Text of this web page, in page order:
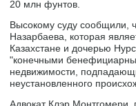
20 млн фунтов.
Высокому суду сообщили,
Назарбаева, которая
Казахстане и дочерью
"конечными
недвижимости,
неустановленного